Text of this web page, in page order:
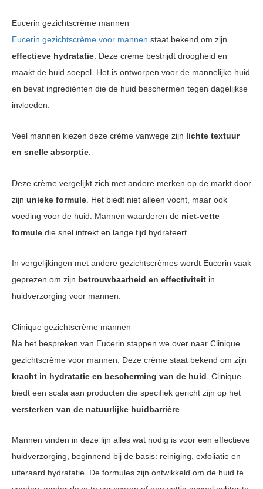
Eucerin gezichtscrème mannen
Eucerin gezichtscrème voor mannen staat bekend om zijn
effectieve hydratatie . Deze crème bestrijdt droogheid en
maakt de huid soepel. Het is ontworpen voor de mannelijke huid
en bevat ingrediënten die de huid beschermen tegen dagelijkse
invloeden.
Veel mannen kiezen deze crème vanwege zijn lichte textuur
en snelle absorptie.
Deze crème vergelijkt zich met andere merken op de markt door
zijn unieke formule . Het biedt niet alleen vocht, maar ook
voeding voor de huid. Mannen waarderen de niet-vette
formule die snel intrekt en lange tijd hydrateert.
In vergelijkingen met andere gezichtscrèmes wordt Eucerin vaak
geprezen om zijn betrouwbaarheid en effectiviteit in
huidverzorging voor mannen.
Clinique gezichtscrème mannen
Na het bespreken van Eucerin stappen we over naar Clinique
gezichtscrème voor mannen. Deze crème staat bekend om zijn
kracht in hydratatie en bescherming van de huid . Clinique
biedt een scala aan producten die specifiek gericht zijn op het
versterken van de natuurlijke huidbarrière
Mannen vinden in deze lijn alles wat nodig is voor een effectieve
huidverzorging, beginnend bij de basis: reiniging, exfoliatie en
uiteraard hydratatie. De formules zijn ontwikkeld om de huid te